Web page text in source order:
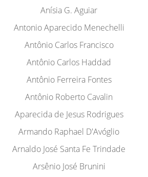
Anísia G. Aguiar
Antonio Aparecido Menechelli
Antônio Carlos Francisco
Antônio Carlos Haddad
Antônio Ferreira Fontes
Antônio Roberto Cavalin
Aparecida de Jesus Rodrigues
Armando Raphael D'Avóglio
Arnaldo José Santa Fe Trindade
Arsênio José Brunini